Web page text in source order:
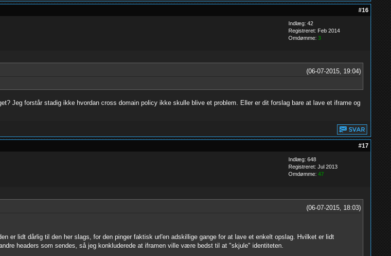
#16
Indlæg: 42
Registreret: Feb 2014
Omdømme: 3
(06-07-2015, 19:04)
Jeg forstår stadig ikke hvordan cross domain policy ikke skulle blive et problem. Eller er dit forslag bare at lave et iframe og
#17
Indlæg: 648
Registreret: Jul 2013
Omdømme: 47
(06-07-2015, 18:03)
er lidt dårlig til den her slags, for den pinger faktisk url'en adskillige gange for at lave et enkelt opslag. Hvilket er lidt
headers som sendes, så jeg konkluderede at iframen ville være bedst til at "skjule" identiteten.